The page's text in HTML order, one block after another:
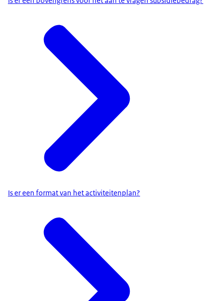
Is er een format van het activiteitenplan?